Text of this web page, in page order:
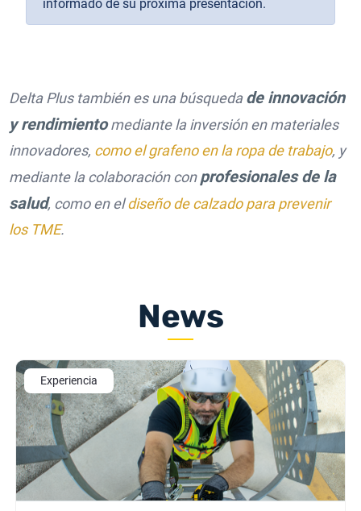
informado de su próxima presentación.
Delta Plus también es una búsquedade innovación
y rendimientomediante la inversión en materiales
innovadores, como el grafeno en la ropa de trabajo, y
mediante la colaboración conprofesionales de la
salud, como en eldiseño de calzado para prevenir
los TME.
News
Experiencia